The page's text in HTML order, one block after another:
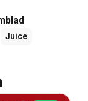
Juice